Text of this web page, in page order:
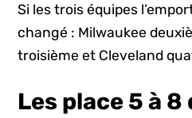
Si les trois équipes
changé : Milwaukee
troisième et Cleveland
Les place 5 à 8